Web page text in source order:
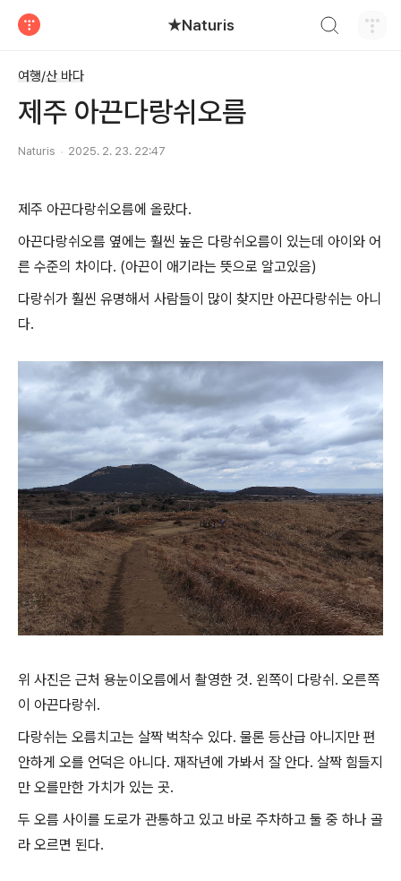
★Naturis
여행/산 바다
제주 아끈다랑쉬오름
Naturis 2025. 2. 23. 22:47
제주 아끈다랑쉬오름에 올랐다.
아끈다랑쉬오름 옆에는 훨씬 높은 다랑쉬오름이 있는데 아이와 어
른 수준의 차이다. (아끈이 애기라는 뜻으로 알고있음)
다랑쉬가 훨씬 유명해서 사람들이 많이 찾지만 아끈다랑쉬는 아니
다.
위 사진은 근처 용눈이오름에서 촬영한 것. 왼쪽이 다랑쉬. 오른쪽
이 아끈다랑쉬.
다랑쉬는 오름치고는 살짝 벅착수 있다. 물론 등산급 아니지만 편
안하게 오를 언덕은 아니다. 재작년에 가봐서 잘 안다. 살짝 힘들지
만 오를만한 가치가 있는 곳.
두 오름 사이를 도로가 관통하고 있고 바로 주차하고 둘 중 하나 골
라 오르면 된다.